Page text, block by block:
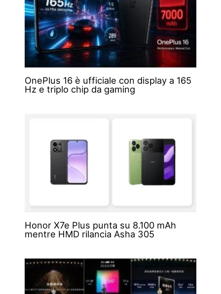
OnePlus 16 è ufficiale con display a 165
Hz e triplo chip da gaming
Honor X7e Plus punta su 8.100 mAh
mentre HMD rilancia Asha 305